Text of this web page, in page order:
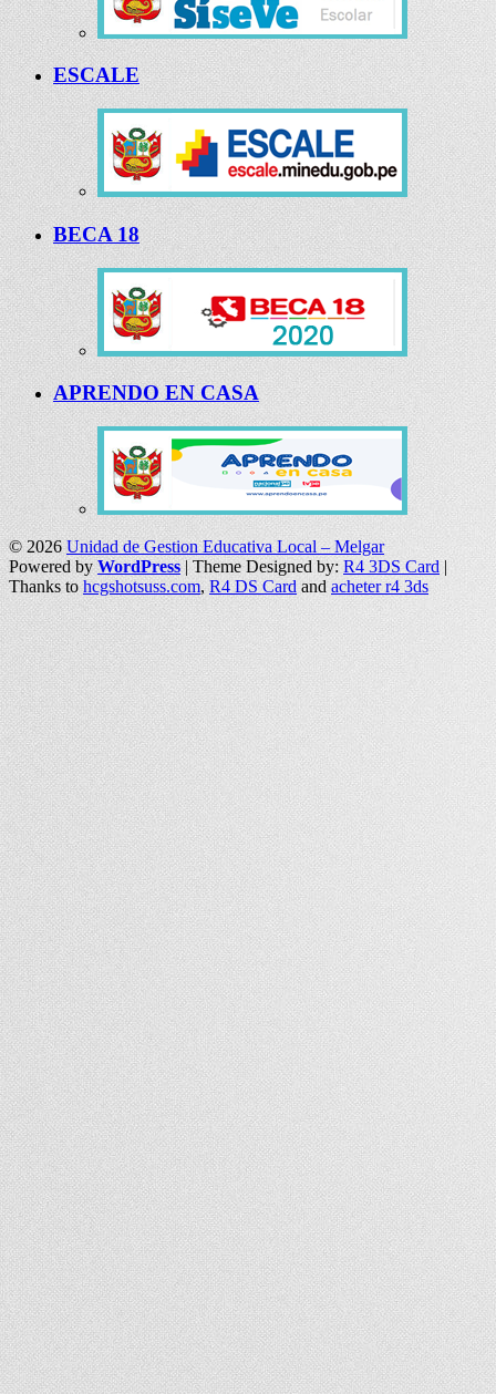
ESCALE
BECA 18
APRENDO EN CASA
© 2026 Unidad de Gestion Educativa Local – Melgar
Powered byWordPress| Theme Designed by: R4 3DS Card|
Thanks to hcgshotsuss.com, R4 DS Card andacheter r4 3ds